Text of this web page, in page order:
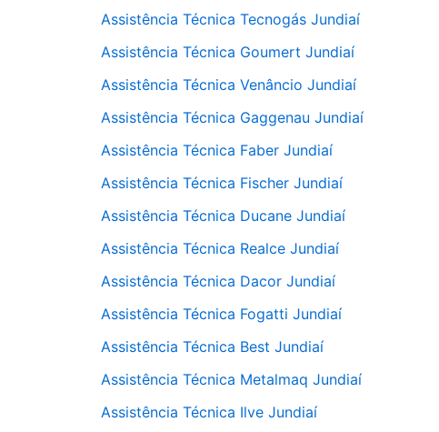
Assistência Técnica Tecnogás Jundiaí
Assistência Técnica Goumert Jundiaí
Assistência Técnica Venâncio Jundiaí
Assistência Técnica Gaggenau Jundiaí
Assistência Técnica Faber Jundiaí
Assistência Técnica Fischer Jundiaí
Assistência Técnica Ducane Jundiaí
Assistência Técnica Realce Jundiaí
Assistência Técnica Dacor Jundiaí
Assistência Técnica Fogatti Jundiaí
Assistência Técnica Best Jundiaí
Assistência Técnica Metalmaq Jundiaí
Assistência Técnica Ilve Jundiaí